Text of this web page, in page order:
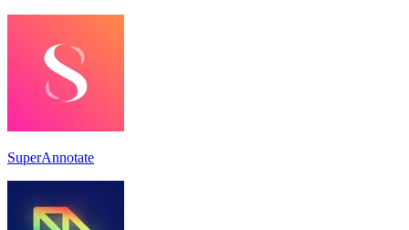
SuperAnnotate